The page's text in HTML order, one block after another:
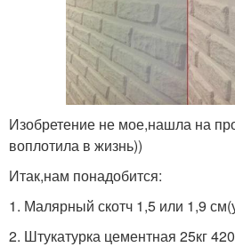
Изобретение не мое,нашла на
воплотила в жизнь))
Итак,нам понадобится:
1. Малярный скотч 1,5 или 1,9
2. Штукатурка цементная 25кг